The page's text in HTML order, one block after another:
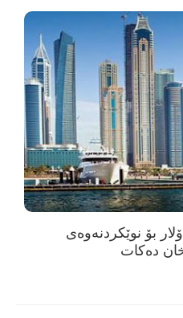
100 ملیۆن دۆلار بۆ نوێکردنەوەی
دەکات